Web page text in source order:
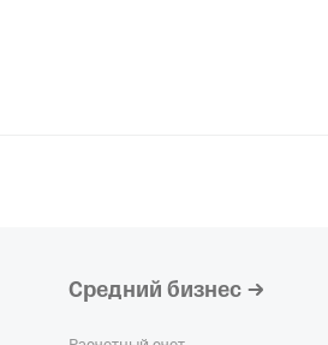
Средний бизнес